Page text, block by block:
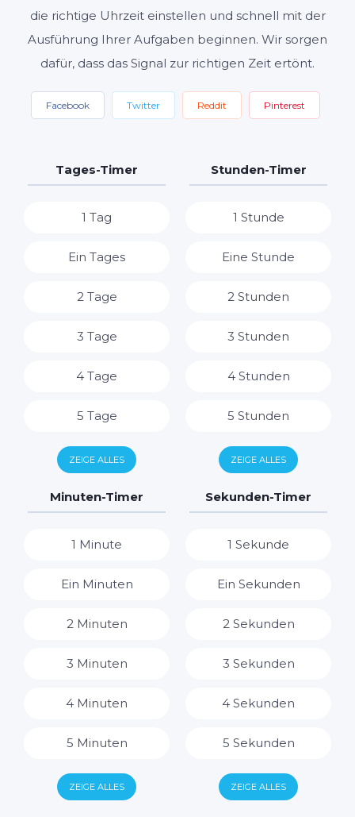
die richtige Uhrzeit einstellen und schnell mit der
Ausführung Ihrer Aufgaben beginnen. Wir sorgen
dafür, dass das Signal zur richtigen Zeit ertönt.
Facebook Twitter Reddit Pinterest
Tages-Timer
1 Tag
Ein Tages
2 Tage
3 Tage
4 Tage
5 Tage
6 Tage
7 Tage
ZEIGE ALLES
Stunden-Timer
1 Stunde
Eine Stunde
2 Stunden
3 Stunden
4 Stunden
5 Stunden
6 Stunden
7 Stunden
14 Stunden
ZEIGE ALLES
Minuten-Timer
1 Minute
Ein Minuten
2 Minuten
3 Minuten
4 Minuten
5 Minuten
6 Minuten
ZEIGE ALLES
Sekunden-Timer
1 Sekunde
Ein Sekunden
2 Sekunden
3 Sekunden
4 Sekunden
5 Sekunden
6 Sekunden
ZEIGE ALLES